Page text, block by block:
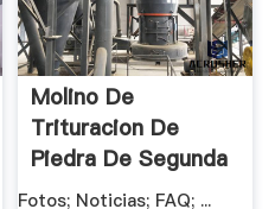
Molino De
Trituracion De
Piedra De Segunda
Mano .
Fotos; Noticias; FAQ; ...